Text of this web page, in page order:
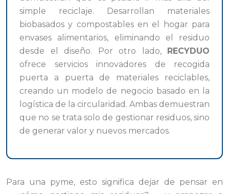
simple reciclaje. Desarrollan materiales
biobasados y compostables en el hogar para
envases alimentarios, eliminando el residuo
desde el diseño. Por otro lado,
RECYDUO
ofrece servicios innovadores de recogida
puerta a puerta de materiales reciclables,
creando un modelo de negocio basado en la
logística de la circularidad. Ambas demuestran
que no se trata solo de gestionar residuos, sino
de generar valor y nuevos mercados.
Para una pyme, esto significa dejar de pensar en